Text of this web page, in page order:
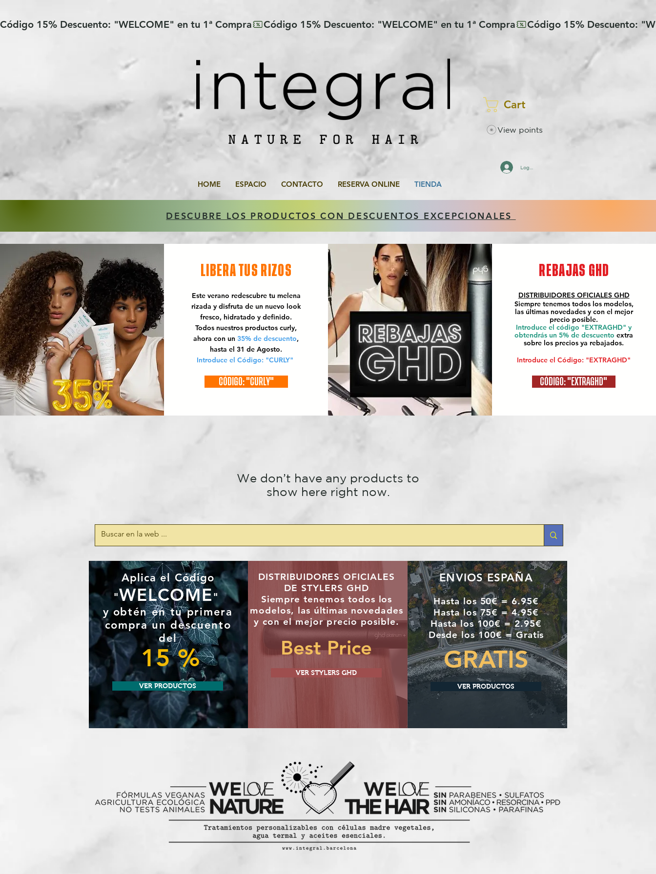
Código 15% Descuento: "WELCOME" en tu 1ª Compra
Cart
View points
Log In
HOME ESPACIO CONTACTO RESERVA ONLINE TIENDA
DESCUBRE LOS PRODUCTOS CON DESCUENTOS EXCEPCIONALES
LIBERA TUS RIZOS
Este verano redescubre tu melena
rizada y disfruta de un nuevo look
fresco, hidratado y definido.
Todos nuestros productos curly,
ahora con un 35% de descuento,
hasta el 31 de Agosto.
Introduce el Código: "CURLY"
CÓDIGO: "CURLY"
REBAJAS GHD
DISTRIBUIDORES OFICIALES GHD
Siempre tenemos todos los modelos,
las últimas novedades y con el mejor
precio posible.
Introduce el código "EXTRAGHD" y
obtendrás un 5% de descuento extra
sobre los precios ya rebajados.
Introduce el Código: "EXTRAGHD"
CÓDIGO: "EXTRAGHD"
We don’t have any products to
show here right now.
Aplica el Código
"WELCOME"
yobtén en tu primera
compra undescuento
del
15 %
VER PRODUCTOS
DISTRIBUIDORES OFICIALES
DE STYLERS GHD
Siempre tenemos todos los
modelos, las últimas novedades
y con el mejor precio posible.
Best Price
VER STYLERS GHD
ENVIOS ESPAÑA
Hasta los 50€ = 6.95€
Hasta los 75€ = 4.95€
Hasta los 100€ = 2.95€
Desde los 100€ = Gratis
GRATIS
VER PRODUCTOS